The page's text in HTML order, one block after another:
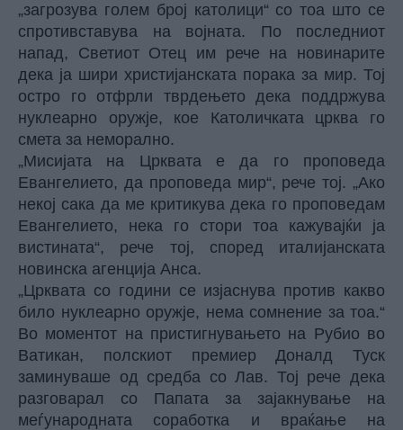
„загрозува голем број католици“ со тоа што се
спротивставува на војната. По последниот
напад, Светиот Отец им рече на новинарите
дека ја шири христијанската порака за мир. Тој
остро го отфрли тврдењето дека поддржува
нуклеарно оружје, кое Католичката црква го
смета за неморално.
„Мисијата на Црквата е да го проповеда
Евангелието, да проповеда мир“, рече тој. „Ако
некој сака да ме критикува дека го проповедам
Евангелието, нека го стори тоа кажувајќи ја
вистината“, рече тој, според италијанската
новинска агенција Анса.
„Црквата со години се изјаснува против какво
било нуклеарно оружје, нема сомнение за тоа.“
Во моментот на пристигнувањето на Рубио во
Ватикан, полскиот премиер Доналд Туск
заминуваше од средба со Лав. Тој рече дека
разговарал со Папата за зајакнување на
меѓународната соработка и враќање на